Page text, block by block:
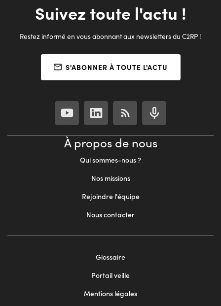
Suivez toute l'actu !
Restez informé en vous abonnant aux newsletters du C2RP !
S'ABONNER À TOUTE L'ACTU
À propos de nous
Qui sommes-nous ?
Nos missions
Rejoindre l'équipe
Nous contacter
Glossaire
Portail veille
Mentions légales